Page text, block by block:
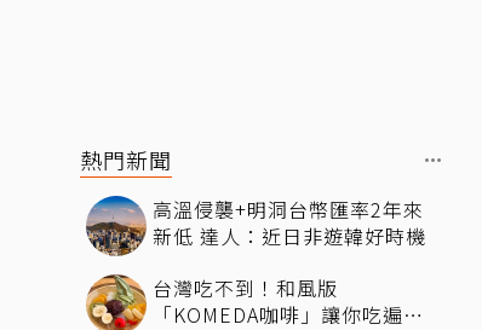
熱門新聞
高溫侵襲+明洞台幣匯率2年來
新低 達人：近日非遊韓好時機
台灣吃不到！和風版
「KOMEDA咖啡」讓你吃遍名